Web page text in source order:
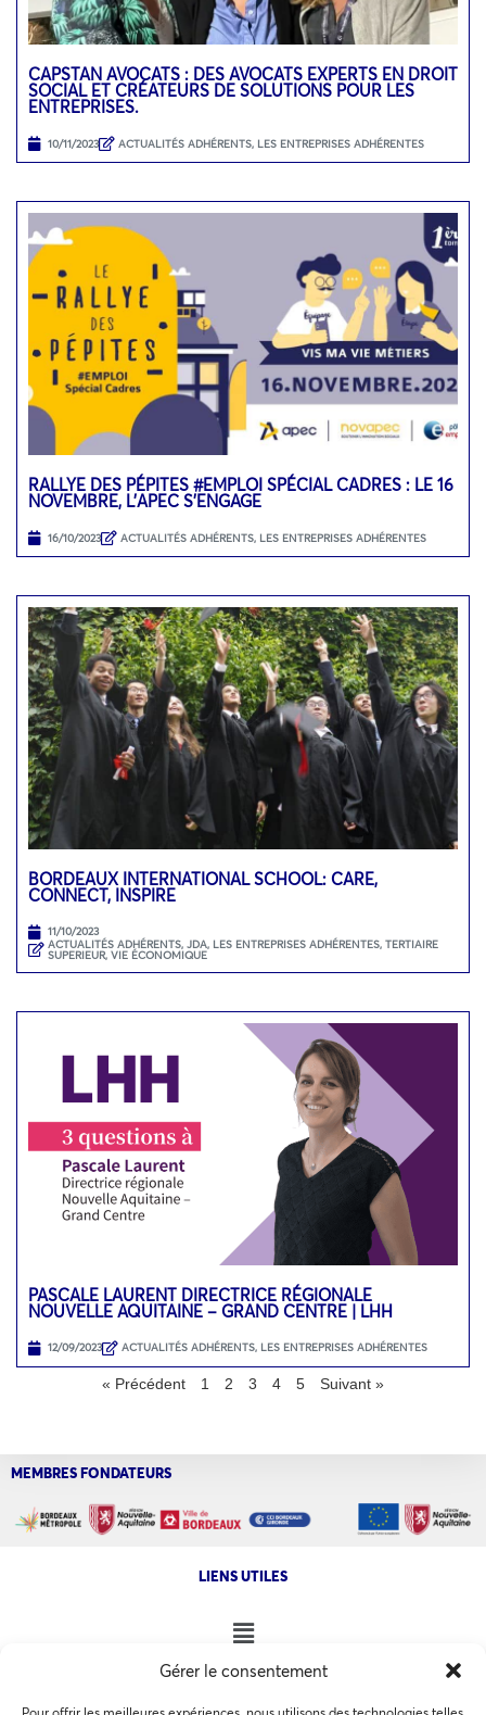
Gérer le consentement
CAPSTAN AVOCATS : DES AVOCATS EXPERTS EN DROIT
SOCIAL ET CRÉATEURS DE SOLUTIONS POUR LES
ENTREPRISES.
10/11/2023 ACTUALITÉS ADHÉRENTS, LES ENTREPRISES ADHÉRENTES
RALLYE DES PÉPITES #EMPLOI SPÉCIAL CADRES : LE 16
NOVEMBRE, L’APEC S’ENGAGE
16/10/2023 ACTUALITÉS ADHÉRENTS, LES ENTREPRISES ADHÉRENTES
BORDEAUX INTERNATIONAL SCHOOL: CARE,
CONNECT, INSPIRE
11/10/2023
ACTUALITÉS ADHÉRENTS, JDA, LES ENTREPRISES ADHÉRENTES, TERTIAIRE
SUPERIEUR, VIE ÉCONOMIQUE
PASCALE LAURENT DIRECTRICE RÉGIONALE
NOUVELLE AQUITAINE – GRAND CENTRE | LHH
12/09/2023 ACTUALITÉS ADHÉRENTS, LES ENTREPRISES ADHÉRENTES
« Précédent 1 2 3 4 5 Suivant »
MEMBRES FONDATEURS
LIENS UTILES
NOS AUTRES SITES